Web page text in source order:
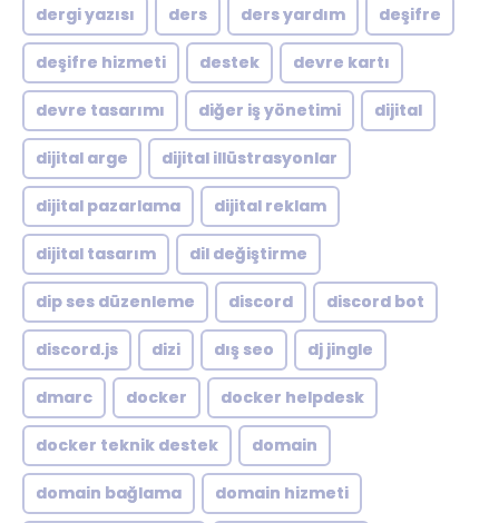
dergi yazısı ders ders yardım deşifre
deşifre hizmeti destek devre kartı
devre tasarımı diğer iş yönetimi dijital
dijital arge dijital illüstrasyonlar
dijital pazarlama dijital reklam
dijital tasarım dil değiştirme
dip ses düzenleme discord discord bot
discord.js dizi dış seo dj jingle
dmarc docker docker helpdesk
docker teknik destek domain
domain bağlama domain hizmeti